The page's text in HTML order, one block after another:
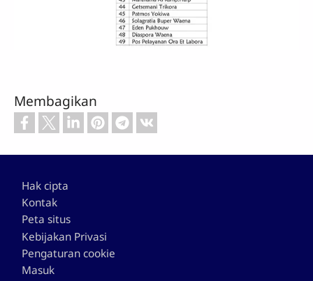
Membagikan
Footer
Hak cipta
Kontak
Peta situs
Kebijakan Privasi
Pengaturan cookie
Masuk